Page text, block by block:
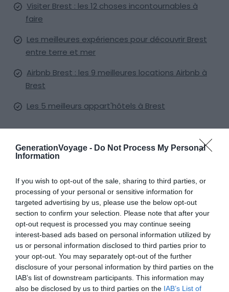
GenerationVoyage - Do Not Process My Personal
Information
If you wish to opt-out of the sale, sharing to third parties, or
processing of your personal or sensitive information for
targeted advertising by us, please use the below opt-out
section to confirm your selection. Please note that after your
opt-out request is processed you may continue seeing
interest-based ads based on personal information utilized by
us or personal information disclosed to third parties prior to
your opt-out. You may separately opt-out of the further
disclosure of your personal information by third parties on the
IAB’s list of downstream participants. This information may
also be disclosed by us to third parties on the IAB’s List of
Visiter Brest : les 12 choses incontournables à
faire
Les meilleures expériences pour découvrir Brest
entre terre et mer
Airbnb Brest : les 9 meilleures locations Airbnb à
Brest
Les 5 meilleurs appart'hôtels à Brest
Faut-il un permis pour naviguer à
En France,vous devez être titulaire du permis bateau
pour naviguer sur un bateau à moteur. Si vous n’en
êtes pas détenteur, il est tout à fait possible de louer
un bateau à Brest avec une option skipper. Le coût
n’est pas très élevé pour une embarcation standard.
Le permis bateau n’est en revanche pas exigé pour les
péniches d’une puissance inférieure à 6 chevaux. En ce